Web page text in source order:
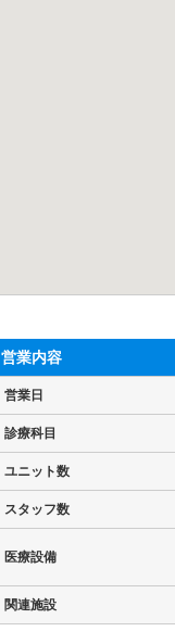
営業内容
営業日
診療科目
ユニット数
スタッフ数
医療設備
関連施設